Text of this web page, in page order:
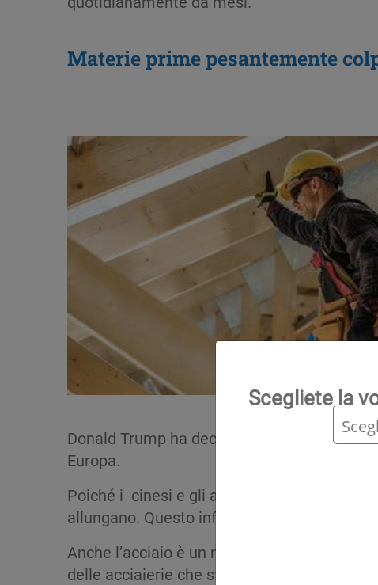
Scegliete la
Materie prime pesantemente
Donald Trump ha deciso di tassare il legno
Europa.
Poiché i cinesi e gli americani sono
allungano. Questo influenza il prezzo e la
Anche l’acciaio è un materiale che sta
delle acciaierie che stanno lottando per